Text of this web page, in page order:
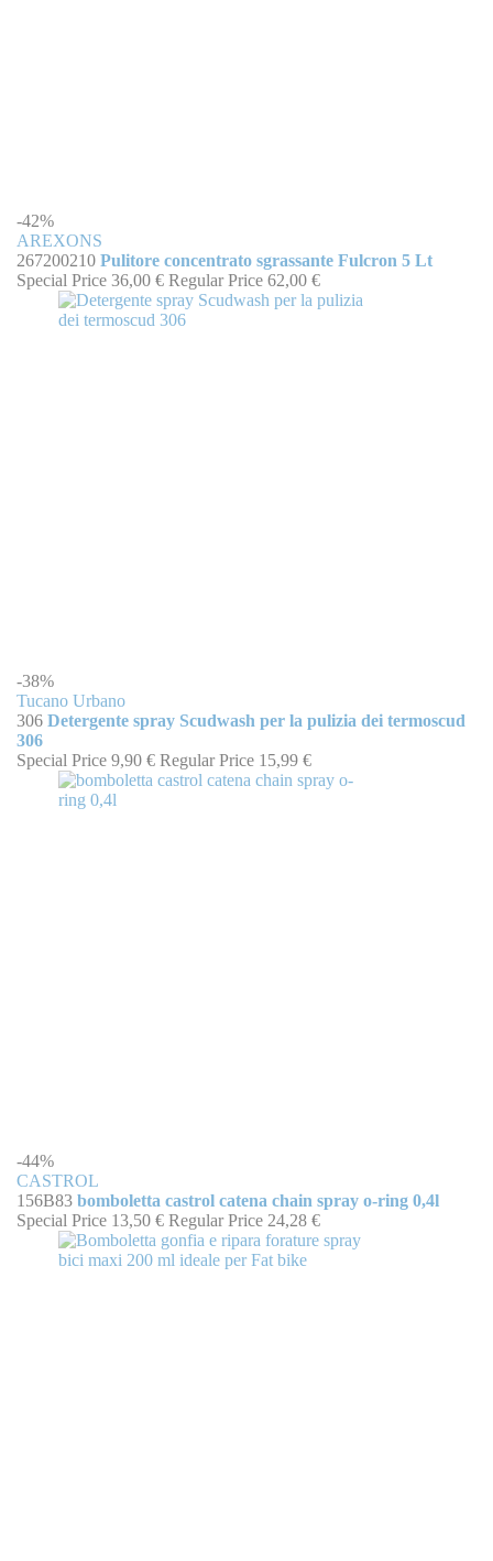
-42%
AREXONS
267200210 Pulitore concentrato sgrassante Fulcron 5 Lt
Special Price 36,00 € Regular Price 62,00 €
-38%
Tucano Urbano
306 Detergente spray Scudwash per la pulizia dei termoscud
306
Special Price 9,90 € Regular Price 15,99 €
-44%
CASTROL
156B83 bomboletta castrol catena chain spray o-ring 0,4l
Special Price 13,50 € Regular Price 24,28 €